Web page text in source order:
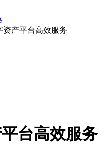
资产平台高效服务
台高效服务